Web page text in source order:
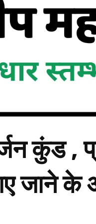
कुंड ,
जाने के